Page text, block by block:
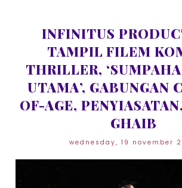
INFINITUS
TAMPIL FILEM
THRILLER,
UTAMA’, GABUNGAN
OF-AGE,
GHAIB
wednesday, 19 november